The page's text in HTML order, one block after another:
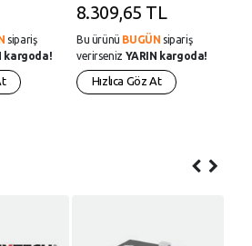
sipariş
kargoda!
C10 A1 UHS-I Card Only
Hafıza Kartı
8.309,65 TL
Bu ürünü BUGÜN sipariş
verirseniz YARIN kargoda!
Hızlıca Göz At